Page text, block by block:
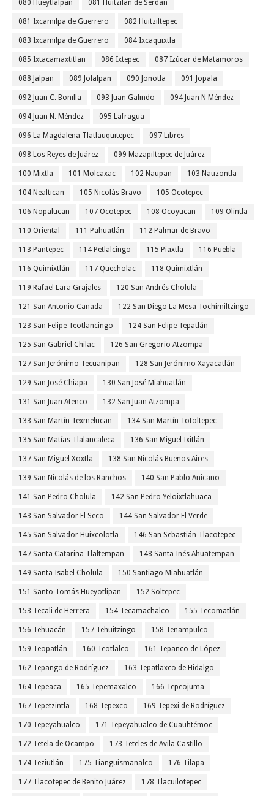
080 Hueytlalpan 081 Huitzilan de Serdán
081 Ixcamilpa de Guerrero 082 Huitziltepec
083 Ixcamilpa de Guerrero 084 Ixcaquixtla
085 Ixtacamaxtitlan 086 Ixtepec 087 Izúcar de Matamoros
088 Jalpan 089 Jolalpan 090 Jonotla 091 Jopala
092 Juan C. Bonilla 093 Juan Galindo 094 Juan N Méndez
094 Juan N. Méndez 095 Lafragua
096 La Magdalena Tlatlauquitepec 097 Libres
098 Los Reyes de Juárez 099 Mazapiltepec de Juárez
100 Mixtla 101 Molcaxac 102 Naupan 103 Nauzontla
104 Nealtican 105 Nicolás Bravo 105 Ocotepec
106 Nopalucan 107 Ocotepec 108 Ocoyucan 109 Olintla
110 Oriental 111 Pahuatlán 112 Palmar de Bravo
113 Pantepec 114 Petlalcingo 115 Piaxtla 116 Puebla
116 Quimixtlán 117 Quecholac 118 Quimixtlán
119 Rafael Lara Grajales 120 San Andrés Cholula
121 San Antonio Cañada 122 San Diego La Mesa Tochimiltzingo
123 San Felipe Teotlancingo 124 San Felipe Tepatlán
125 San Gabriel Chilac 126 San Gregorio Atzompa
127 San Jerónimo Tecuanipan 128 San Jerónimo Xayacatlán
129 San José Chiapa 130 San José Miahuatlán
131 San Juan Atenco 132 San Juan Atzompa
133 San Martín Texmelucan 134 San Martín Totoltepec
135 San Matías Tlalancaleca 136 San Miguel Ixitlán
137 San Miguel Xoxtla 138 San Nicolás Buenos Aires
139 San Nicolás de los Ranchos 140 San Pablo Anicano
141 San Pedro Cholula 142 San Pedro Yeloixtlahuaca
143 San Salvador El Seco 144 San Salvador El Verde
145 San Salvador Huixcolotla 146 San Sebastián Tlacotepec
147 Santa Catarina Tlaltempan 148 Santa Inés Ahuatempan
149 Santa Isabel Cholula 150 Santiago Miahuatlán
151 Santo Tomás Hueyotlipan 152 Soltepec
153 Tecali de Herrera 154 Tecamachalco 155 Tecomatlán
156 Tehuacán 157 Tehuitzingo 158 Tenampulco
159 Teopatlán 160 Teotlalco 161 Tepanco de López
162 Tepango de Rodríguez 163 Tepatlaxco de Hidalgo
164 Tepeaca 165 Tepemaxalco 166 Tepeojuma
167 Tepetzintla 168 Tepexco 169 Tepexi de Rodríguez
170 Tepeyahualco 171 Tepeyahualco de Cuauhtémoc
172 Tetela de Ocampo 173 Teteles de Avila Castillo
174 Teziutlán 175 Tianguismanalco 176 Tilapa
177 Tlacotepec de Benito Juárez 178 Tlacuilotepec